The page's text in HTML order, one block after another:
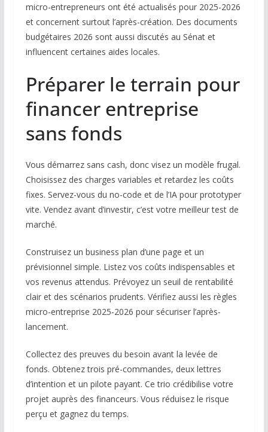
micro-entrepreneurs ont été actualisés pour 2025-2026
et concernent surtout l’après-création. Des documents
budgétaires 2026 sont aussi discutés au Sénat et
influencent certaines aides locales.
Préparer le terrain pour
financer entreprise
sans fonds
Vous démarrez sans cash, donc visez un modèle frugal.
Choisissez des charges variables et retardez les coûts
fixes. Servez-vous du no-code et de l’IA pour prototyper
vite. Vendez avant d’investir, c’est votre meilleur test de
marché.
Construisez un business plan d’une page et un
prévisionnel simple. Listez vos coûts indispensables et
vos revenus attendus. Prévoyez un seuil de rentabilité
clair et des scénarios prudents. Vérifiez aussi les règles
micro-entreprise 2025-2026 pour sécuriser l’après-
lancement.
Collectez des preuves du besoin avant la levée de
fonds. Obtenez trois pré-commandes, deux lettres
d’intention et un pilote payant. Ce trio crédibilise votre
projet auprès des financeurs. Vous réduisez le risque
perçu et gagnez du temps.